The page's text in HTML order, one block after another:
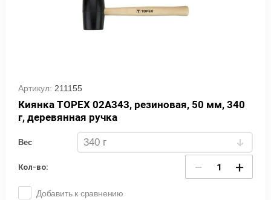
Артикул: 211155
Киянка TOPEX 02A343, резиновая, 50 мм, 340
г, деревянная ручка
Вес
Кол-во: − +
Добавить к сравнению